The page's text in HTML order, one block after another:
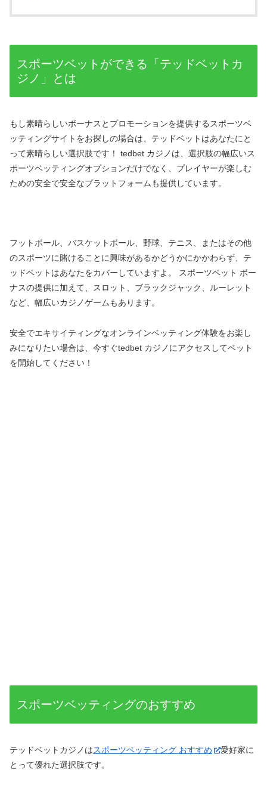
スポーツベットができる「 テッドベットカ
ジノ」とは
もし素晴らしいボーナスとプロモーションを提供するスポーツベ
ッティングサイトをお探しの場合は、テッドベットはあなたにと
って素晴らしい選択肢です！ tedbet カジノは、選択肢の幅広いス
ポーツベッティングオプションだけでなく、プレイヤーが楽しむ
ための安全で安全なプラットフォームも提供しています。
フットボール、バスケットボール、野球、テニス、またはその他
のスポーツに賭けることに興味があるかどうかにかかわらず、テ
ッドベットはあなたをカバーしていますよ。 スポーツベット ボー
ナスの提供に加えて、スロット、ブラックジャック、ルーレット
など、幅広いカジノゲームもあります。
安全でエキサイティングなオンラインベッティング体験をお楽し
みになりたい場合は、今すぐtedbet カジノにアクセスしてベット
を開始してください！
スポーツベッティングのおすすめ
テッドベットカジノはスポーツベッティング おすすめ
愛好家に
とって優れた選択肢です。